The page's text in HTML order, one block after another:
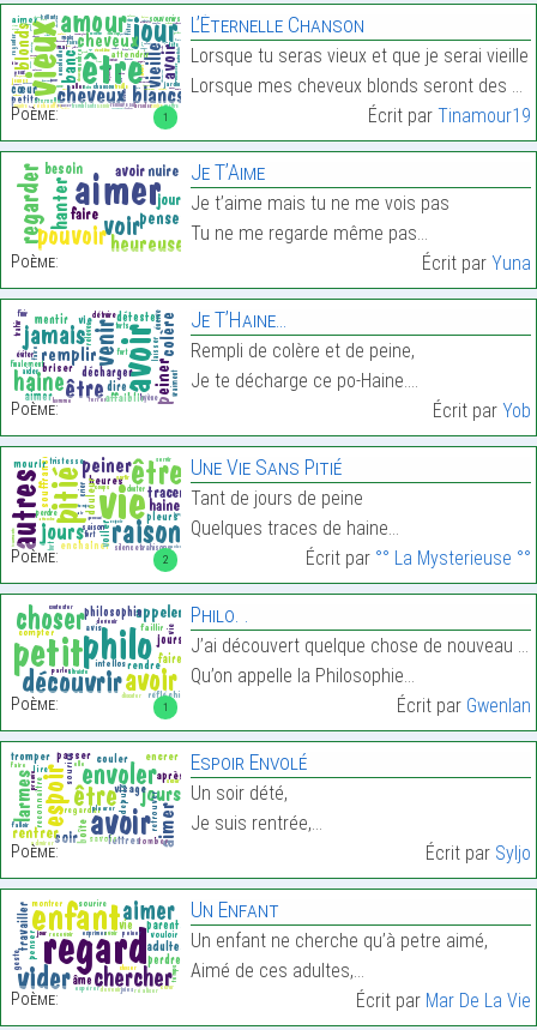
1
Poème:
L’Éternelle Chanson
Lorsque tu seras vieux et que je serai vieille
Lorsque mes cheveux blonds seront des cheveux blan…
Écrit par Tinamour19
Poème:
Je T’Aime
Je t’aime mais tu ne me vois pas
Tu ne me regarde même pas…
Écrit par Yuna
Poème:
Je T’Haine…
Rempli de colère et de peine,
Je te décharge ce po-Haine.…
Écrit par Yob
2
Poème:
Une Vie Sans Pitié
Tant de jours de peine
Quelques traces de haine…
Écrit par °° La Mysterieuse °°
1
Poème:
Philo. .
J’ai découvert quelque chose de nouveau aujourd’hu
Qu’on appelle la Philosophie…
Écrit par Gwenlan
Poème:
Espoir Envolé
Un soir dété,
Je suis rentrée,…
Écrit par Syljo
Poème:
Un Enfant
Un enfant ne cherche qu’à petre aimé,
Aimé de ces adultes,…
Écrit par Mar De La Vie